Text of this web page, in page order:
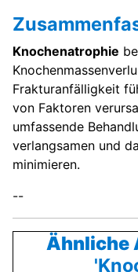
Knochenatrophie
Frakturanfälligkeit
von Faktoren
umfassende
verlangsamen und
minimieren.
--
Ähnliche